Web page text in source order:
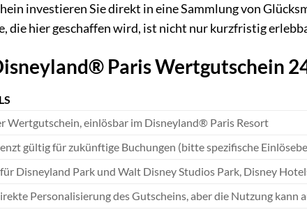
investieren Sie direkt in eine Sammlung von
die hier geschaffen wird, ist nicht nur kurzfristig
Paris Wertgutschein
Wertgutschein, einlösbar im Disneyland® Paris Resort
gültig für zukünftige Buchungen (bitte spezifische
Disneyland Park und Walt Disney Studios Park, Disney
Personalisierung des Gutscheins, aber die Nutzung